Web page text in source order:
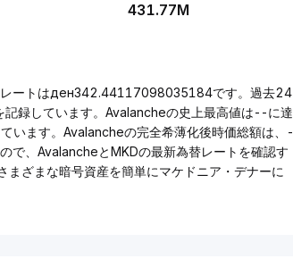
431.77M
レートはден342.44117098035184です。過去24
録しています。Avalancheの史上最高値は--に達
います。Avalancheの完全希薄化後時価総額は、-
で、AvalancheとMKDの最新為替レートを確認す
ざまな暗号資産を簡単にマケドニア・デナーに